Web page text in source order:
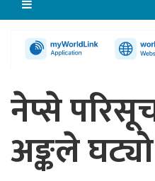
नेप्से
अङ्कले घट्यो